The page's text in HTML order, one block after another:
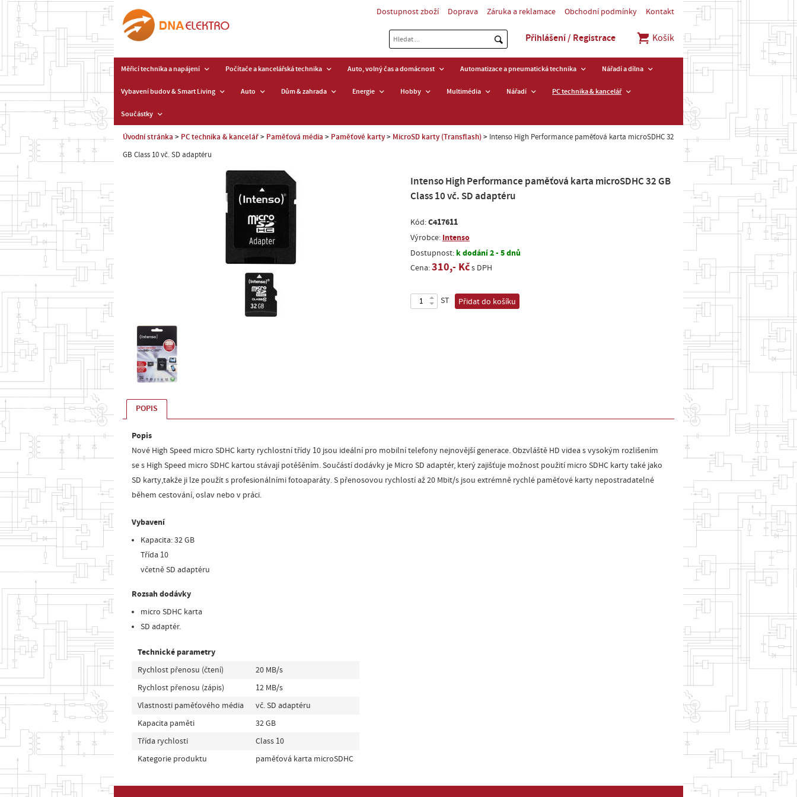
Dostupnost zboží Doprava Záruka a reklamace Obchodní podmínky Kontakt
Přihlášení / Registrace Košík
Měřicí technika a napájení Počítače a kancelářská technika Auto, volný čas a domácnost Automatizace a pneumatická technika Nářadí a dílna
Vybavení budov & Smart Living Auto Dům & zahrada Energie Hobby Multimédia Nářadí PC technika & kancelář
Součástky
Úvodní stránka PC technika & kancelář Paměťová média Paměťové karty MicroSD karty (Transflash) Intenso High Performance paměťová karta microSDHC 32
GB Class 10 vč. SD adaptéru
Intenso High Performance paměťová karta microSDHC 32 GB
Class 10 vč. SD adaptéru
Kód:C417611
Výrobce: Intenso
Dostupnost:k dodání 2 - 5 dnů
Cena:310,- Kčs DPH
ST Přidat do košíku
POPIS
Popis
Nové High Speed micro SDHC karty rychlostní třídy 10 jsou ideální pro mobilní telefony nejnovější generace. Obzvláště HD videa s vysokým rozlišením
se s High Speed micro SDHC kartou stávají potěšěním. Součástí dodávky je Micro SD adaptér, který zajišťuje možnost použití micro SDHC karty také jako
SD karty,takže ji lze použít s profesionálními fotoaparáty. S přenosovou rychlostí až 20 Mbit/s jsou extrémně rychlé paměťové karty nepostradatelné
během cestování, oslav nebo v práci.
Vybavení
Kapacita: 32 GB
Třída 10
včetně SD adaptéru
Rozsah dodávky
micro SDHC karta
SD adaptér.
Technické parametry
Rychlost přenosu (čtení)
20 MB/s
Rychlost přenosu (zápis)
12 MB/s
Vlastnosti paměťového média
vč. SD adaptéru
Kapacita paměti
32 GB
Třída rychlosti
Class 10
Kategorie produktu
paměťová karta microSDHC